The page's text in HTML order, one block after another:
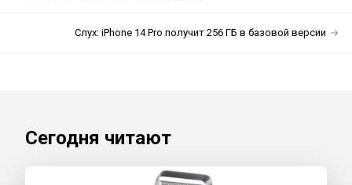
Слух: iPhone 14 Pro получит 256 ГБ в базовой версии
Сегодня читают